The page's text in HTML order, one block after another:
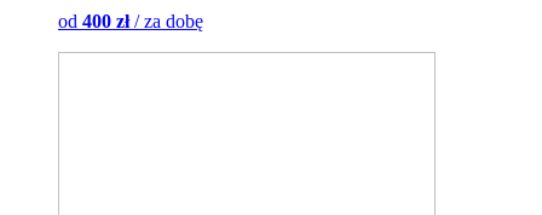
od 400 zł/ za dobę